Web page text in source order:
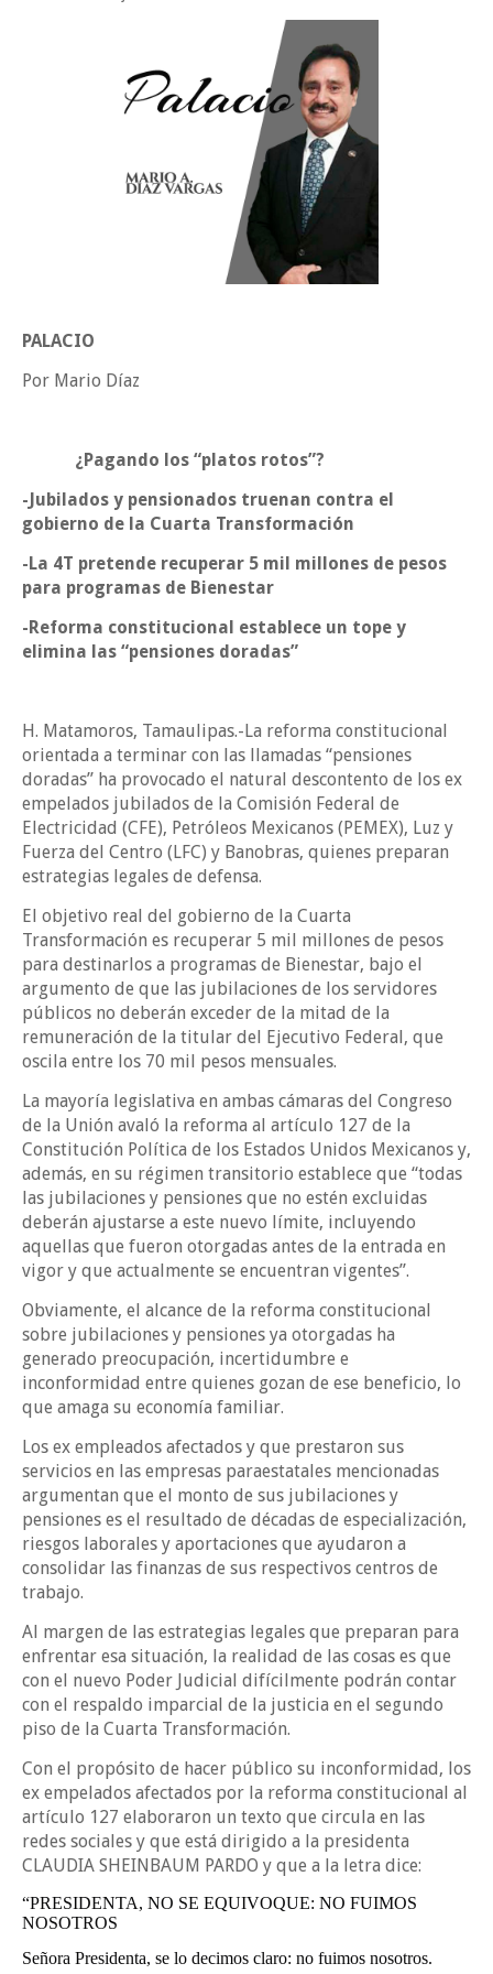
Martes en Tu Colonia Renovado acerca servicios y atención directa a
familias de Matamoros
La ONU publica Segundo Informe Subnacional de Tamaulipas
Disney reconoce a nivel mundial talento de estudiante de la UAT
Ayuntamiento entrega apoyos del programa "Ruta Segura,
la Educación"
PALACIO
Por Mario Díaz
¿Pagando los “platos rotos”?
-Jubilados y pensionados truenan contra el
gobierno de la Cuarta Transformación
-La 4T pretende recuperar 5 mil millones de pesos
para programas de Bienestar
-Reforma constitucional establece un tope y
elimina las “pensiones doradas”
H. Matamoros, Tamaulipas.-La reforma constitucional
orientada a terminar con las llamadas “pensiones
doradas” ha provocado el natural descontento de los ex
empelados jubilados de la Comisión Federal de
Electricidad (CFE), Petróleos Mexicanos (PEMEX), Luz y
Fuerza del Centro (LFC) y Banobras, quienes preparan
estrategias legales de defensa.
El objetivo real del gobierno de la Cuarta
Transformación es recuperar 5 mil millones de pesos
para destinarlos a programas de Bienestar, bajo el
argumento de que las jubilaciones de los servidores
públicos no deberán exceder de la mitad de la
remuneración de la titular del Ejecutivo Federal, que
oscila entre los 70 mil pesos mensuales.
La mayoría legislativa en ambas cámaras del Congreso
de la Unión avaló la reforma al artículo 127 de la
Constitución Política de los Estados Unidos Mexicanos y,
además, en su régimen transitorio establece que “todas
las jubilaciones y pensiones que no estén excluidas
deberán ajustarse a este nuevo límite, incluyendo
aquellas que fueron otorgadas antes de la entrada en
vigor y que actualmente se encuentran vigentes”.
Obviamente, el alcance de la reforma constitucional
sobre jubilaciones y pensiones ya otorgadas ha
generado preocupación, incertidumbre e
inconformidad entre quienes gozan de ese beneficio, lo
que amaga su economía familiar.
Los ex empleados afectados y que prestaron sus
servicios en las empresas paraestatales mencionadas
argumentan que el monto de sus jubilaciones y
pensiones es el resultado de décadas de especialización,
riesgos laborales y aportaciones que ayudaron a
consolidar las finanzas de sus respectivos centros de
trabajo.
Al margen de las estrategias legales que preparan para
enfrentar esa situación, la realidad de las cosas es que
con el nuevo Poder Judicial difícilmente podrán contar
con el respaldo imparcial de la justicia en el segundo
piso de la Cuarta Transformación.
Con el propósito de hacer público su inconformidad, los
ex empelados afectados por la reforma constitucional al
artículo 127 elaboraron un texto que circula en las
redes sociales y que está dirigido a la presidenta
CLAUDIA SHEINBAUM PARDO y que a la letra dice:
“PRESIDENTA, NO SE EQUIVOQUE: NO FUIMOS
NOSOTROS
Señora Presidenta, se lo decimos claro: no fuimos nosotros.